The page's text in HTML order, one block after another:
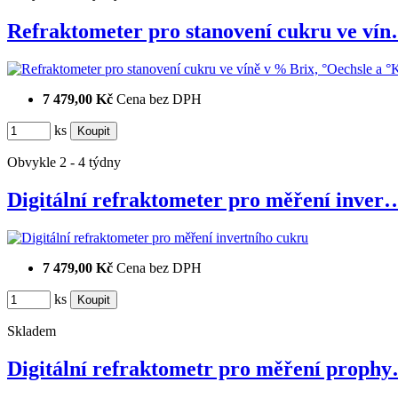
Refraktometer pro stanovení cukru ve
7 479,00 Kč Cena bez DPH
ks
Obvykle 2 - 4 týdny
Digitální refraktometer pro měření
7 479,00 Kč Cena bez DPH
ks
Skladem
Digitální refraktometr pro měření